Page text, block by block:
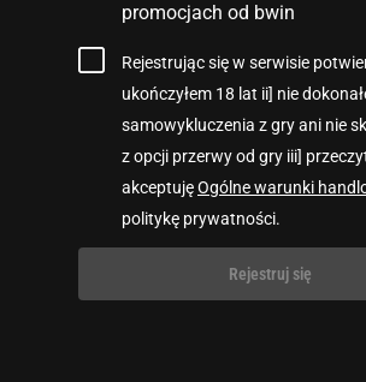
promocjach od bwin
Rejestrując się w serwisie
ukończyłem 18 lat ii] nie
samowykluczenia z gry ani nie
z opcji przerwy od gry iii]
akceptujęOgólne warunki
politykę prywatności.
Rejestruj się